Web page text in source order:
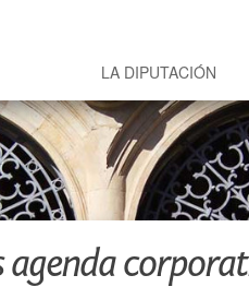
LA DIPUTACIÓN
agenda